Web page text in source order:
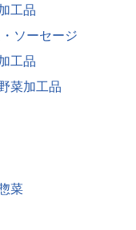
工品
ソーセージ
工品
菜加工品
菜